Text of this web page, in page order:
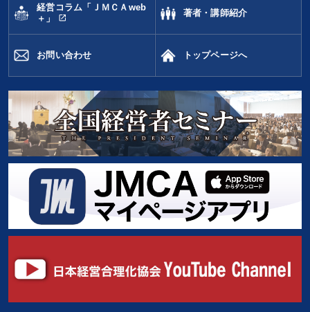
経営コラム「ＪＭＣＡweb
＋」
open_in_new
著者・講師紹介
お問い合わせ トップページへ